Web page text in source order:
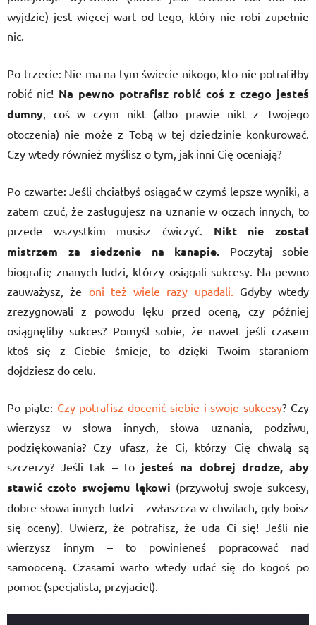
wyjdzie) jest więcej wart od tego, który nie robi zupełnie
nic.
Po trzecie: Nie ma na tym świecie nikogo, kto nie potrafiłby
robić nic! Na pewno potrafisz robić coś z czego jesteś
dumny, coś w czym nikt (albo prawie nikt z Twojego
otoczenia) nie może z Tobą w tej dziedzinie konkurować.
Czy wtedy również myślisz o tym, jak inni Cię oceniają?
Po czwarte: Jeśli chciałbyś osiągać w czymś lepsze wyniki, a
zatem czuć, że zasługujesz na uznanie w oczach innych, to
przede wszystkim musisz ćwiczyć. Nikt nie został
mistrzem za siedzenie na kanapie. Poczytaj sobie
biografię znanych ludzi, którzy osiągali sukcesy. Na pewno
zauważysz, że oni też wiele razy upadali. Gdyby wtedy
zrezygnowali z powodu lęku przed oceną, czy później
osiągnęliby sukces? Pomyśl sobie, że nawet jeśli czasem
ktoś się z Ciebie śmieje, to dzięki Twoim staraniom
dojdziesz do celu.
Po piąte: Czy potrafisz docenić siebie i swoje sukcesy? Czy
wierzysz w słowa innych, słowa uznania, podziwu,
podziękowania? Czy ufasz, że Ci, którzy Cię chwalą są
szczerzy? Jeśli tak – to jesteś na dobrej drodze, aby
stawić czoło swojemu lękowi (przywołuj swoje sukcesy,
dobre słowa innych ludzi – zwłaszcza w chwilach, gdy boisz
się oceny). Uwierz, że potrafisz, że uda Ci się! Jeśli nie
wierzysz innym – to powinieneś popracować nad
samooceną. Czasami warto wtedy udać się do kogoś po
pomoc (specjalista, przyjaciel).